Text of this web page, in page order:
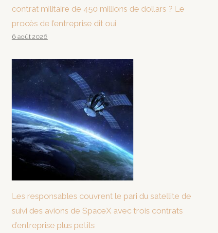
contrat militaire de 450 millions de dollars ? Le
procès de l’entreprise dit oui
6 août 2026
Les responsables couvrent le pari du satellite de
suivi des avions de SpaceX avec trois contrats
d’entreprise plus petits